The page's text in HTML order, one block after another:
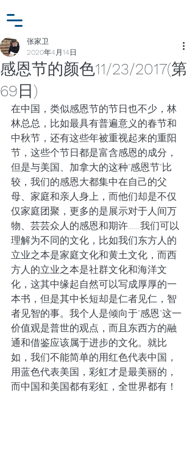
感恩节的颜色11/23/2017(第
69日)
张家卫
2020年4月14日
在中国，类似感恩节的节日也不少，林
林总总，比如最具有普遍意义的春节和
中秋节，还有这些年被重视起来的重阳
节，这些个节日都是富含感恩的成分，
但是与美国、加拿大的这种"感恩节"比
较，我们的感恩大都集中在自己的父
母、家庭和亲人身上，而他们却是不仅
仅家庭团聚，更多的是展示对于人间万
物、芸芸众人的感恩和期许……我们可以
理解为不同的文化，比如我们东方人的
立业之本是家庭文化和黄土文化，而西
方人的立业之本是社群文化和海洋文
化，这其中缘起自然可以写成厚厚的一
本书，但是其中长短却是仁者见仁，智
者见智的事。我个人是倾向于"感恩"这一
价值观是普世的观点，而且东西方的融
通和借鉴应该属于进步的文化。就比
如，我们不能简单的用红色代表中国，
用蓝色代表美国，彩虹才是最美丽的，
而中国和美国都有彩虹，全世界都有！